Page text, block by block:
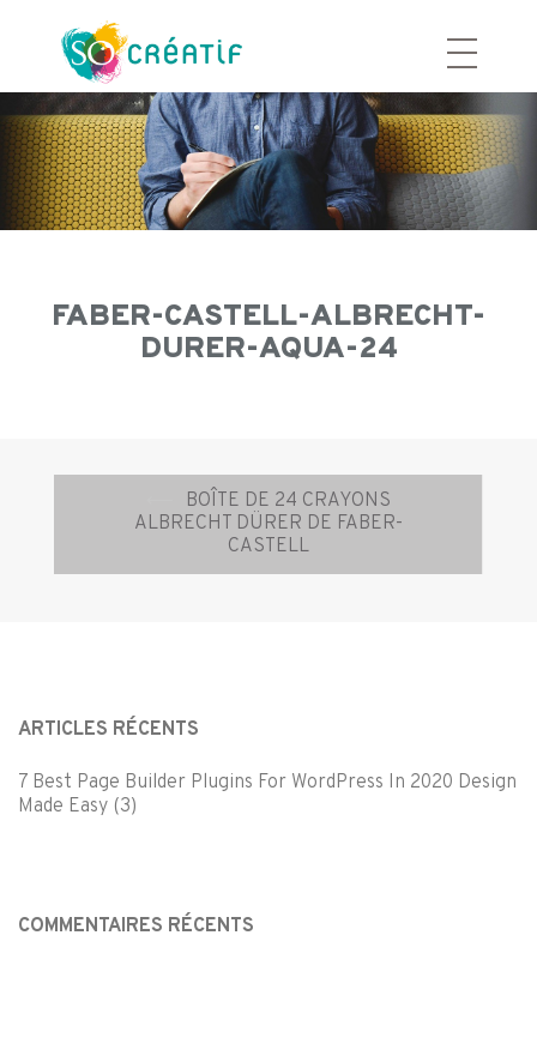
contenu
FABER-CASTELL-ALBRECHT-
DURER-AQUA-24
Navigation
d’article
BOÎTE DE 24 CRAYONS
ALBRECHT DÜRER DE FABER-
CASTELL
ARTICLES RÉCENTS
7 Best Page Builder Plugins For WordPress In 2020 Design
Made Easy (3)
COMMENTAIRES RÉCENTS